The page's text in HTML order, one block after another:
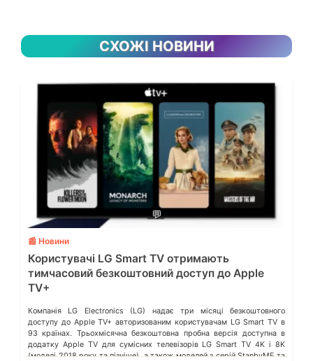
СХОЖІ НОВИНИ
💬
📰 Новини
Користувачі LG Smart TV отримають
тимчасовий безкоштовний доступ до Apple
TV+
Компанія LG Electronics (LG) надає три місяці безкоштовного
доступу до Apple TV+ авторизованим користувачам LG Smart TV в
93 країнах. Трьохмісячна безкоштовна пробна версія доступна в
додатку Apple TV для сумісних телевізорів LG Smart TV 4K і 8K
(моделі 2018 року та пізніше), а також моделей з серій StanbyME та